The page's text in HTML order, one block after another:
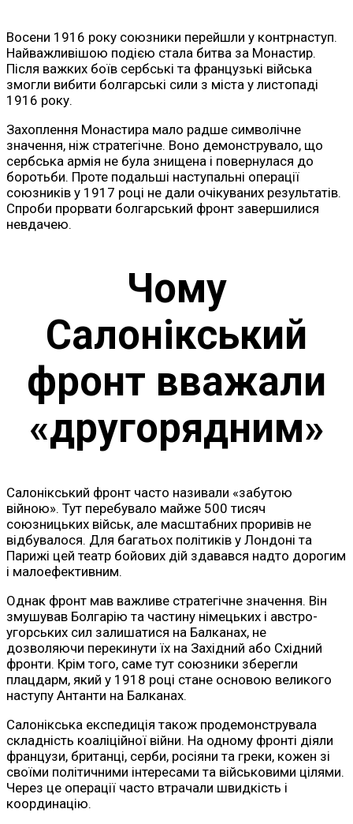
Восени 1916 року союзники перейшли у контрнаступ.
Найважливішою подією стала битва за Монастир.
Після важких боїв сербські та французькі війська
змогли вибити болгарські сили з міста у листопаді
1916 року.
Захоплення Монастира мало радше символічне
значення, ніж стратегічне. Воно демонструвало, що
сербська армія не була знищена і повернулася до
боротьби. Проте подальші наступальні операції
союзників у 1917 році не дали очікуваних результатів.
Спроби прорвати болгарський фронт завершилися
невдачею.
Чому
Салонікський
фронт вважали
«другорядним»
Салонікський фронт часто називали «забутою
війною». Тут перебувало майже 500 тисяч
союзницьких військ, але масштабних проривів не
відбувалося. Для багатьох політиків у Лондоні та
Парижі цей театр бойових дій здавався надто дорогим
і малоефективним.
Однак фронт мав важливе стратегічне значення. Він
змушував Болгарію та частину німецьких і австро-
угорських сил залишатися на Балканах, не
дозволяючи перекинути їх на Західний або Східний
фронти. Крім того, саме тут союзники зберегли
плацдарм, який у 1918 році стане основою великого
наступу Антанти на Балканах.
Салонікська експедиція також продемонструвала
складність коаліційної війни. На одному фронті діяли
французи, британці, серби, росіяни та греки, кожен зі
своїми політичними інтересами та військовими цілями.
Через це операції часто втрачали швидкість і
координацію.